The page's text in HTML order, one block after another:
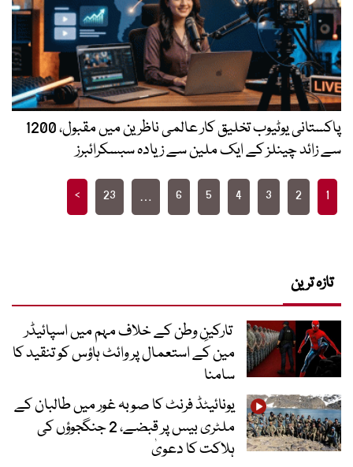
پاکستانی یوٹیوب تخلیق کار عالمی ناظرین میں مقبول، 1200
سے زائد چینلز کے ایک ملین سے زیادہ سبسکرائبرز
Posts
pagination
1
2
3
4
5
6
…
23
>
تازہ ترین
تارکینِ وطن کے خلاف مہم میں اسپائیڈر
مین کے استعمال پر وائٹ ہاؤس کو تنقید کا
سامنا
یونائیٹڈ فرنٹ کا صوبہ غور میں طالبان کے
ملٹری بیس پر قبضے، 2 جنگجوؤں کی
ہلاکت کا دعویٰ